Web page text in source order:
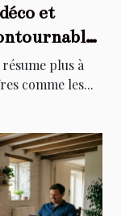
et
plus à
comme les...